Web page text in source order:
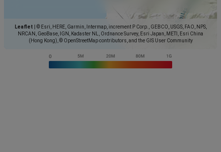
Leaflet
© Esri, HERE, Garmin, Intermap, increment P Corp., GEBCO, USGS, FAO, NPS,
NRCAN, GeoBase, IGN, Kadaster NL, Ordnance Survey, Esri Japan, METI, Esri China
(Hong Kong), © OpenStreetMap contributors, and the GIS User Community